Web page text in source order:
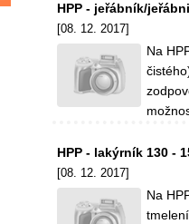
HPP - jeřábník/
[08. 12. 2017]
Na
HPP - lakýrník 130 -
[08. 12. 2017]
Na